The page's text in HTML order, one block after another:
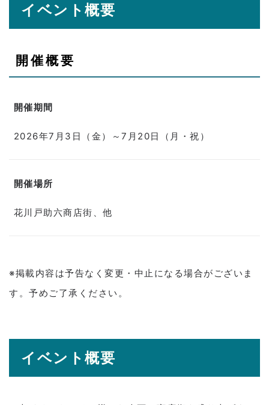
イベント概要
開催概要
開催期間
2026年7月3日（金）～7月20日（月・祝）
開催場所
花川戸助六商店街、他
※掲載内容は予告なく変更・中止になる場合がございま
す。予めご了承ください。
イベント概要